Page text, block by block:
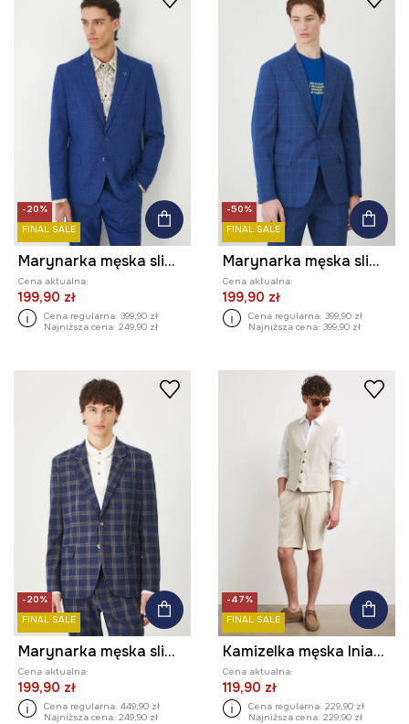
-20%
FINAL SALE
Marynarka męska slim melanżowa
Cena aktualna:
199,90 zł
Cena regularna: 399,90 zł
Najniższa cena: 249,90 zł
-50%
FINAL SALE
Marynarka męska slim w kratę kolor niebieski
Cena aktualna:
199,90 zł
Cena regularna: 399,90 zł
Najniższa cena: 399,90 zł
-20%
FINAL SALE
Marynarka męska slim w kratę kolor granatowy
Cena aktualna:
199,90 zł
Cena regularna: 449,90 zł
Najniższa cena: 249,90 zł
-47%
FINAL SALE
Kamizelka męska lniana w paski
Cena aktualna:
119,90 zł
Cena regularna: 229,90 zł
Najniższa cena: 229,90 zł